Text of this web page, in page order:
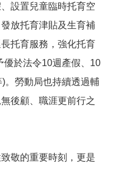
設置兒童臨時托育空
放托育津貼及生育補
托育服務，強化托育
優於法令10週產假、10
。勞動局也持續透過輔
後顧、職涯更前行之
敬的重要時刻，更是